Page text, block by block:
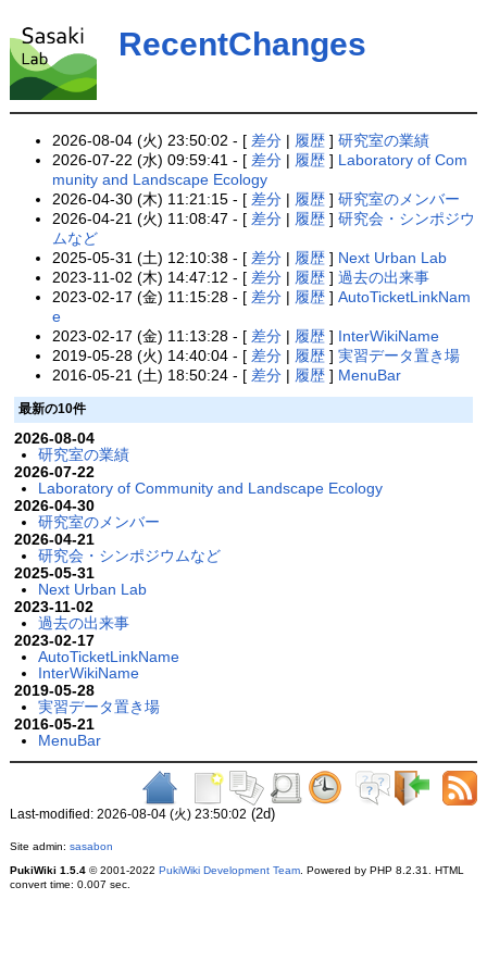
RecentChanges
2026-08-04 (火) 23:50:02 - [ 差分 | 履歴 ]研究室の業績
2026-07-22 (水) 09:59:41 - [ 差分 | 履歴 ] Laboratory of Com
munity and Landscape Ecology
2026-04-30 (木) 11:21:15 - [ 差分 | 履歴 ]研究室のメンバー
2026-04-21 (火) 11:08:47 - [ 差分 | 履歴 ]研究会・シンポジウ
ムなど
2025-05-31 (土) 12:10:38 - [ 差分 | 履歴 ] Next Urban Lab
2023-11-02 (木) 14:47:12 - [ 差分 | 履歴 ]過去の出来事
2023-02-17 (金) 11:15:28 - [ 差分 | 履歴 ]AutoTicketLinkNam
e
2023-02-17 (金) 11:13:28 - [ 差分 | 履歴 ] InterWikiName
2019-05-28 (火) 14:40:04 - [ 差分 | 履歴 ]実習データ置き場
2016-05-21 (土) 18:50:24 - [ 差分 | 履歴 ] MenuBar
最新の10件
2026-08-04
研究室の業績
2026-07-22
Laboratory of Community and Landscape Ecology
2026-04-30
研究室のメンバー
2026-04-21
研究会・シンポジウムなど
2025-05-31
Next Urban Lab
2023-11-02
過去の出来事
2023-02-17
AutoTicketLinkName
InterWikiName
2019-05-28
実習データ置き場
2016-05-21
MenuBar
Last-modified: 2026-08-04 (火) 23:50:02 (2d)
Site admin: sasabon
PukiWiki 1.5.4© 2001-2022 PukiWiki Development Team. Powered by PHP 8.2.31. HTML
convert time: 0.007 sec.